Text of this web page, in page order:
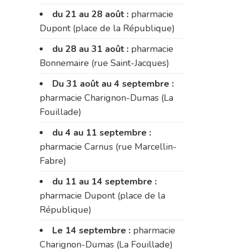
du 21 au 28 août : pharmacie
Dupont (place de la République)
du 28 au 31 août : pharmacie
Bonnemaire (rue Saint-Jacques)
Du 31 août au 4 septembre :
pharmacie Charignon-Dumas (La
Fouillade)
du 4 au 11 septembre :
pharmacie Carnus (rue Marcellin-
Fabre)
du 11 au 14 septembre :
pharmacie Dupont (place de la
République)
Le 14 septembre : pharmacie
Charignon-Dumas (La Fouillade)